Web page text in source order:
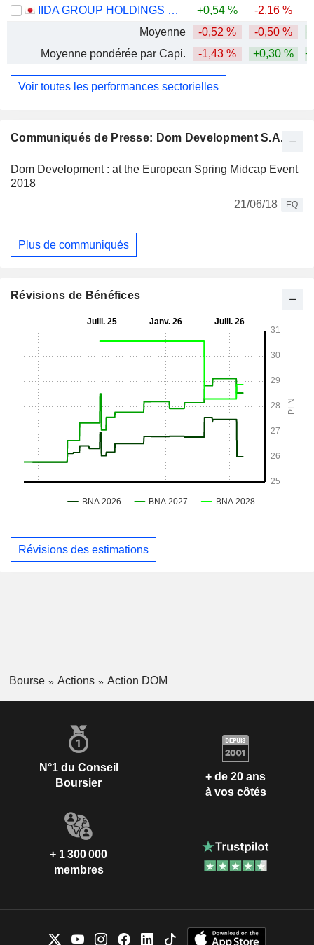
Communiqués de Presse: Dom Development S.A.
Dom Development : at the European Spring Midcap Event
2018
21/06/18
EQ
Plus de communiqués
IIDA GROUP HOLDINGS CO., LTD.
+0,54 % -2,16 %
Moyenne
-0,52 % -0,50 %
Moyenne pondérée par Capi.
-1,43 % +0,30 %
Voir toutes les performances sectorielles
Révisions de Bénéfices
Révisions des estimations
Bourse Actions Action DOM
N°1 du Conseil
Boursier
+ de 20 ans
à vos côtés
+ 1 300 000
membres